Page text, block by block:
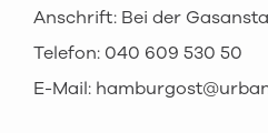
Anschrift: Bei der
Telefon: 040 609 530 50
E-Mail: